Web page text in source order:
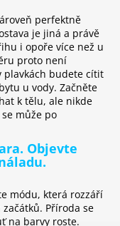
perfektně
je jiná a právě
i opoře více než u
proto není
plavkách budete cítit
u vody. Začněte
k tělu, ale nikde
může po
Objevte
módu, která rozzáří
Příroda se
na barvy roste.